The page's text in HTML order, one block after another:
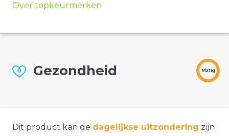
Over topkeurmerken
Gezondheid Matig
Dit product kan de dagelijkse uitzondering zijn